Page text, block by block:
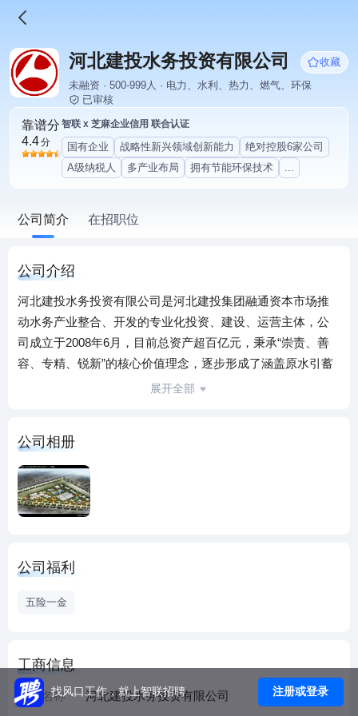
河北建投水务投资有限公司
收藏
未融资 · 500-999人 · 电力、水利、热力、燃气、环保
已审核
靠谱分
4.4分
智联 x 芝麻企业信用 联合认证
国有企业 战略性新兴领域创新能力
绝对控股6家公司
A级纳税人
多产业布局 拥有节能环保技术 ...
公司简介 在招职位
公司介绍
河北建投水务投资有限公司是河北建投集团融通资本市场推
动水务产业整合、开发的专业化投资、建设、运营主体，公
司成立于2008年6月，目前总资产超百亿元，秉承“崇责、善
容、专精、锐新”的核心价值理念，逐步形成了涵盖原水引蓄
供、自来水生产供应、市政及工业园区污水处理、管材与水
板块之一。
目前公司拥有控股企业12家：沧州市供水排水集团有限公
司、唐山市曹妃甸供水有限责任公司、廊坊市清泉供水有限
责任公司、河北建投衡水水务有限公司、河北建投水务环境
测技术服务有限公司、北京汇天运维技术服务有限责任公
集团财务有限公司、河北建投小额贷款股份有限公司、河北
建投智慧财务公司。业务范围覆盖环渤海、京津冀等重点战
展开全部
公司相册
公司福利
五险一金
工商信息
企业名称 河北建投水务投资有限公司
找风口工作，就上智联招聘 注册或登录